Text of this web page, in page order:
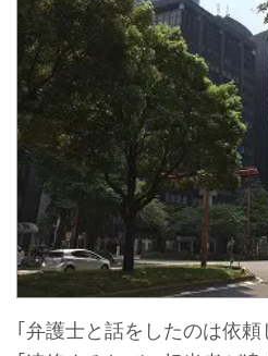
｢弁護士と話をしたのは依頼